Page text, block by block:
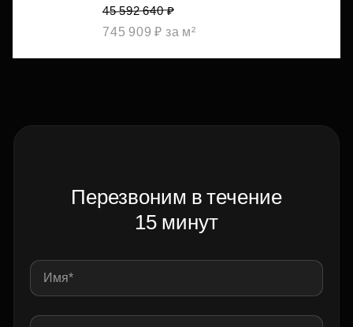
45 592 640 ₽
745 909 ₽ за м²
Перезвоним в течение
15 минут